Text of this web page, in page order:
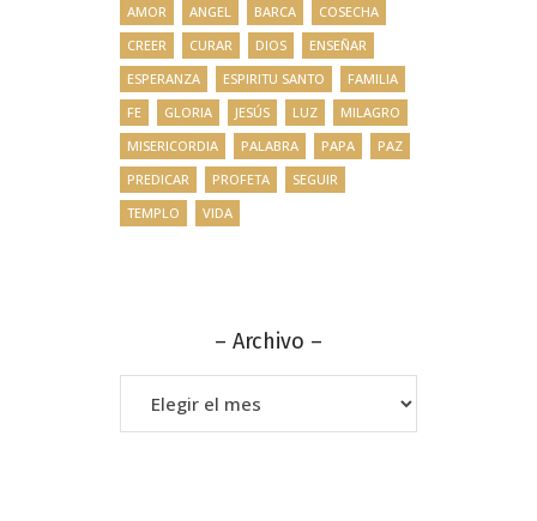
AMOR
ANGEL BARCA
COSECHA
CREER
CURAR DIOS
ENSEÑAR
ESPERANZA
ESPIRITU SANTO
FAMILIA
FE
GLORIA JESÚS LUZ
MILAGRO
MISERICORDIA
PALABRA PAPA
PAZ
PREDICAR
PROFETA
SEGUIR
TEMPLO
VIDA
– Archivo –
–
Archivo
–